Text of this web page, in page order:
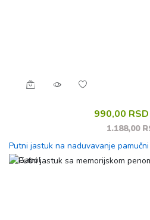
990,00 RSD
1.188,00
Putni jastuk na naduvavanje